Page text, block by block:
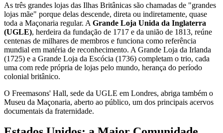
As três grandes lojas das Ilhas Britânicas são chamadas de "grandes
lojas mãe" porque delas descende, direta ou indiretamente, quase
toda a Maçonaria regular. A Grande Loja Unida da Inglaterra
(UGLE), herdeira da fundação de 1717 e da união de 1813, reúne
centenas de milhares de membros e funciona como referência
mundial em matéria de reconhecimento. A Grande Loja da Irlanda
(1725) e a Grande Loja da Escócia (1736) completam o trio, cada
uma com rede própria de lojas pelo mundo, herança do período
colonial britânico.
O Freemasons' Hall, sede da UGLE em Londres, abriga também o
Museu da Maçonaria, aberto ao público, um dos principais acervos
documentais da fraternidade.